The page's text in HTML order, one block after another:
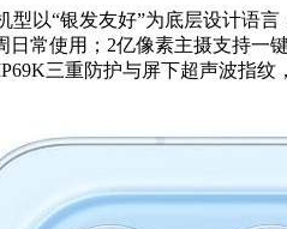
型以“银发友好”为底层设计语言
常使用；2亿像素主摄支持一
三重防护与屏下超声波指纹